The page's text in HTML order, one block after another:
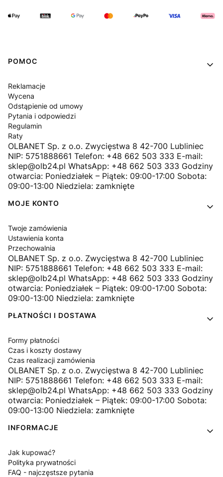
Linki w stopce
POMOC
Reklamacje
Wycena
Odstąpienie od umowy
Pytania i odpowiedzi
Regulamin
Raty
OLBANET Sp. z o.o. Zwycięstwa 8 42-700 Lubliniec
NIP: 5751888661 Telefon: +48 662 503 333 E-mail:
sklep@olb24.pl WhatsApp: +48 662 503 333 Godziny
otwarcia: Poniedziałek – Piątek: 09:00-17:00 Sobota:
09:00-13:00 Niedziela: zamknięte
MOJE KONTO
Twoje zamówienia
Ustawienia konta
Przechowalnia
OLBANET Sp. z o.o. Zwycięstwa 8 42-700 Lubliniec
NIP: 5751888661 Telefon: +48 662 503 333 E-mail:
sklep@olb24.pl WhatsApp: +48 662 503 333 Godziny
otwarcia: Poniedziałek – Piątek: 09:00-17:00 Sobota:
09:00-13:00 Niedziela: zamknięte
PŁATNOŚCI I DOSTAWA
Formy płatności
Czas i koszty dostawy
Czas realizacji zamówienia
OLBANET Sp. z o.o. Zwycięstwa 8 42-700 Lubliniec
NIP: 5751888661 Telefon: +48 662 503 333 E-mail:
sklep@olb24.pl WhatsApp: +48 662 503 333 Godziny
otwarcia: Poniedziałek – Piątek: 09:00-17:00 Sobota:
09:00-13:00 Niedziela: zamknięte
INFORMACJE
Jak kupować?
Polityka prywatności
FAQ - najczęstsze pytania